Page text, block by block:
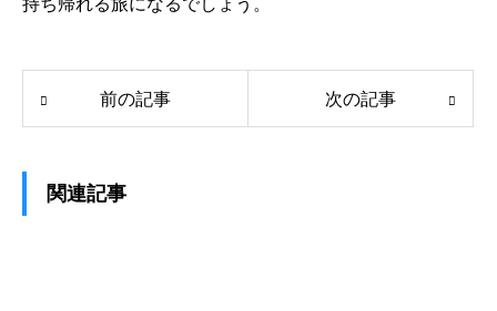
持ち帰れる旅になるでしょう。
前の記事 次の記事
関連記事